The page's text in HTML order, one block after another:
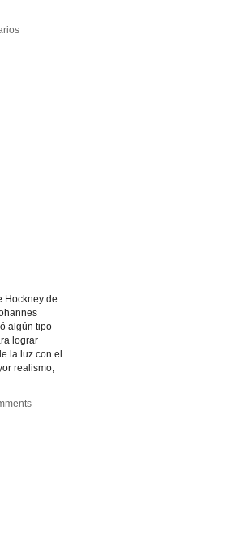
Hockney de
algún tipo
lograr
la luz con el
realismo,